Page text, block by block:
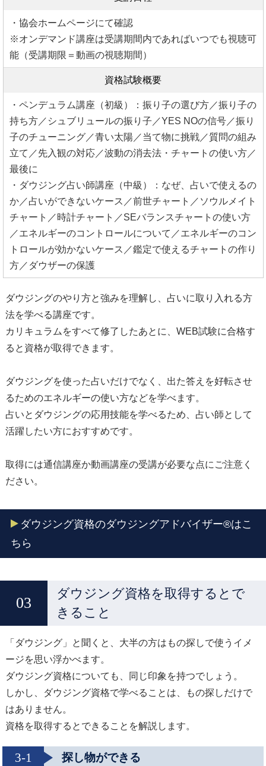
・協会ホームページにて確認
※オンデマンド講座は受講期間内であればいつでも視聴可
能（受講期限＝動画の視聴期間）
資格試験概要
・ペンデュラム講座（初級）：振り子の選び方／振り子の
持ち方／シュブリュールの振り子／YES NOの信号／振り
子のチューニング／青い太陽／当て物に挑戦／質問の組み
立て／先入観の対応／波動の消去法・チャートの使い方／
最後に
・ダウジング占い師講座（中級）：なぜ、占いで使えるの
か／占いができないケース／前世チャート／ソウルメイト
チャート／時計チャート／SEバランスチャートの使い方
／エネルギーのコントロールについて／エネルギーのコン
トロールが効かないケース／鑑定で使えるチャートの作り
方／ダウザーの保護
ダウジングのやり方と強みを理解し、占いに取り入れる方
法を学べる講座です。
カリキュラムをすべて修了したあとに、WEB試験に合格す
ると資格が取得できます。
ダウジングを使った占いだけでなく、出た答えを好転させ
るためのエネルギーの使い方などを学べます。
占いとダウジングの応用技能を学べるため、占い師として
活躍したい方におすすめです。
取得には通信講座か動画講座の受講が必要な点にご注意く
ださい。
ダウジング資格のダウジングアドバイザー®はこ
ちら
ダウジング資格を取得するとで
きること
「ダウジング」と聞くと、大半の方はもの探しで使うイメ
ージを思い浮かべます。
ダウジング資格についても、同じ印象を持つでしょう。
しかし、ダウジング資格で学べることは、もの探しだけで
はありません。
資格を取得するとできることを解説します。
3-1 探し物ができる